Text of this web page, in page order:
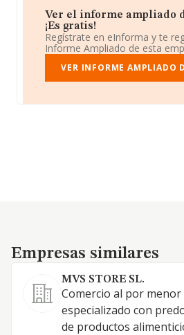
Ver el informe ampliado
¡Es gratis!
Regístrate en eInforma y te
Informe Ampliado de esta
VER INFORME AMPLIADO
Empresas similares
Empresas similares
MVS STORE SL.
Comercio al por menor
especializado con
de productos